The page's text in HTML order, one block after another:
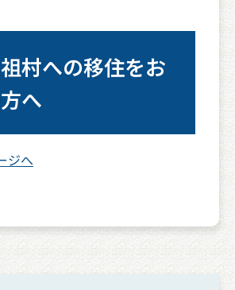
村への移住をお
へ
ジへ